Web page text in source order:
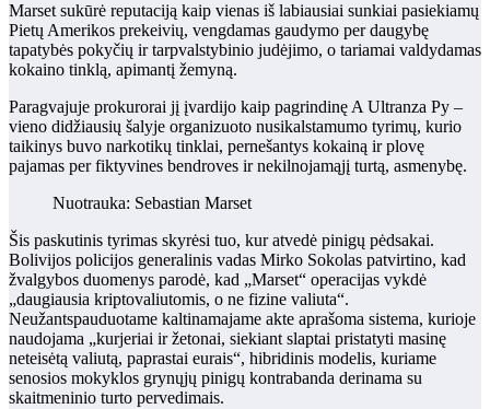
Marset sukūrė reputaciją kaip vienas iš labiausiai sunkiai pasiekiamų
Pietų Amerikos prekeivių, vengdamas gaudymo per daugybę
tapatybės pokyčių ir tarpvalstybinio judėjimo, o tariamai valdydamas
kokaino tinklą, apimantį žemyną.
Paragvajuje prokurorai jį įvardijo kaip pagrindinę A Ultranza Py –
vieno didžiausių šalyje organizuoto nusikalstamumo tyrimų, kurio
taikinys buvo narkotikų tinklai, pernešantys kokainą ir plovę
pajamas per fiktyvines bendroves ir nekilnojamąjį turtą, asmenybę.
Nuotrauka: Sebastian Marset
Šis paskutinis tyrimas skyrėsi tuo, kur atvedė pinigų pėdsakai.
Bolivijos policijos generalinis vadas Mirko Sokolas patvirtino, kad
žvalgybos duomenys parodė, kad „Marset“ operacijas vykdė
„daugiausia kriptovaliutomis, o ne fizine valiuta“.
Neužantspauduotame kaltinamajame akte aprašoma sistema, kurioje
naudojama „kurjeriai ir žetonai, siekiant slaptai pristatyti masinę
neteisėtą valiutą, paprastai eurais“, hibridinis modelis, kuriame
senosios mokyklos grynųjų pinigų kontrabanda derinama su
skaitmeninio turto pervedimais.